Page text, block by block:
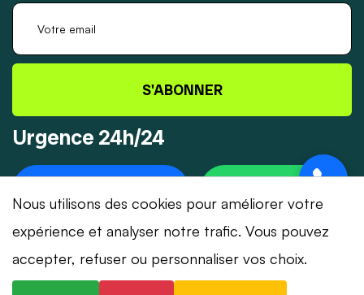
S'ABONNER
Urgence 24h/24
© 2026 Dépannage-Serrurier.ch - Tous droits
Nous utilisons des cookies pour améliorer votre
expérience et analyser notre trafic. Vous pouvez
accepter, refuser ou personnaliser vos choix.